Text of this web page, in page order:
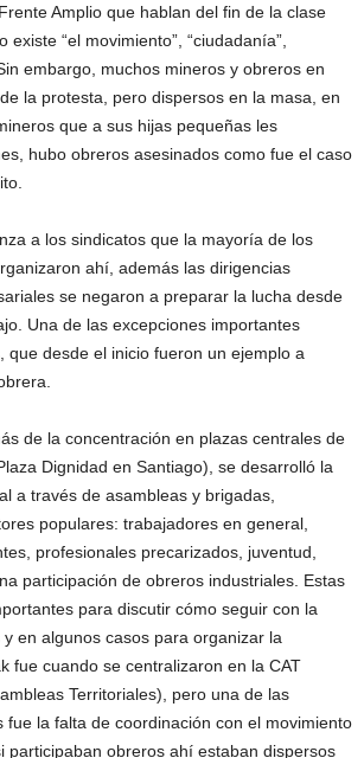
Amplio que hablan del fin de la clase
“el movimiento”, “ciudadanía”,
embargo, muchos mineros y obreros en
la protesta, pero dispersos en la masa, en
que a sus hijas pequeñas les
hubo obreros asesinados como fue el caso
a los sindicatos que la mayoría de los
ahí, además las dirigencias
se negaron a preparar la lucha desde
Una de las excepciones importantes
que desde el inicio fueron un ejemplo a
de la concentración en plazas centrales de
Dignidad en Santiago), se desarrolló la
a través de asambleas y brigadas,
populares: trabajadores en general,
profesionales precarizados, juventud,
participación de obreros industriales. Estas
para discutir cómo seguir con la
en algunos casos para organizar la
fue cuando se centralizaron en la CAT
Territoriales), pero una de las
fue la falta de coordinación con el movimiento
participaban obreros ahí estaban dispersos